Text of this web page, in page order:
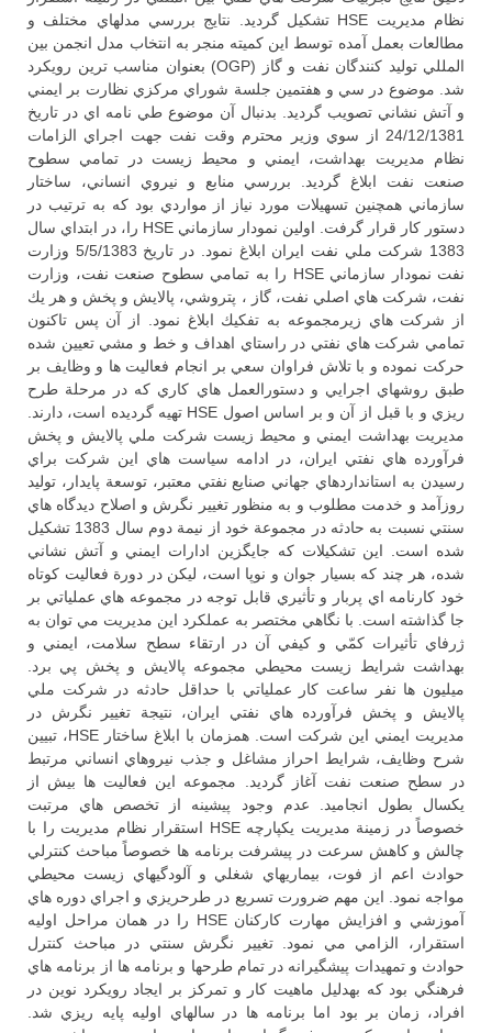
نظام مديريت HSE تشكيل گرديد. نتايج بررسي مدلهاي مختلف و
مطالعات بعمل آمده توسط اين كميته منجر به انتخاب مدل انجمن بين
المللي توليد كنندگان نفت و گاز (OGP) بعنوان مناسب ترين رويكرد
شد. موضوع در سي و هفتمين جلسة شوراي مركزي نظارت بر ايمني
و آتش نشاني تصويب گرديد. بدنبال آن موضوع طي نامه اي در تاريخ
24/12/1381 از سوي وزير محترم وقت نفت جهت اجراي الزامات
نظام مديريت بهداشت، ايمني و محيط زيست در تمامي سطوح
صنعت نفت ابلاغ گرديد. بررسي منابع و نيروي انساني، ساختار
سازماني همچنين تسهيلات مورد نياز از مواردي بود كه به ترتيب در
دستور كار قرار گرفت. اولين نمودار سازماني HSE را، در ابتداي سال
1383 شركت ملي نفت ايران ابلاغ نمود. در تاريخ 5/5/1383 وزارت
نفت نمودار سازماني HSE را به تمامي سطوح صنعت نفت، وزارت
نفت، شركت هاي اصلي نفت، گاز ، پتروشي، پالايش و پخش و هر يك
از شركت هاي زيرمجموعه به تفكيك ابلاغ نمود. از آن پس تاكنون
تمامي شركت هاي نفتي در راستاي اهداف و خط و مشي تعيين شده
حركت نموده و با تلاش فراوان سعي بر انجام فعاليت ها و وظايف بر
طبق روشهاي اجرايي و دستورالعمل هاي كاري كه در مرحلة طرح
ريزي و با قبل از آن و بر اساس اصول HSE تهيه گرديده است، دارند.
مديريت بهداشت ايمني و محيط زيست شركت ملي پالايش و پخش
فرآورده هاي نفتي ايران، در ادامه سياست هاي اين شركت براي
رسيدن به استانداردهاي جهاني صنايع نفتي معتبر، توسعة پايدار، توليد
روزآمد و خدمت مطلوب و به منظور تغيير نگرش و اصلاح ديدگاه هاي
سنتي نسبت به حادثه در مجموعة خود از نيمة دوم سال 1383 تشكيل
شده است. اين تشكيلات كه جايگزين ادارات ايمني و آتش نشاني
شده، هر چند كه بسيار جوان و نوپا است، ليكن در دورة فعاليت كوتاه
خود كارنامه اي پربار و تأثيري قابل توجه در مجموعه هاي عملياتي بر
جا گذاشته است. با نگاهي مختصر به عملكرد اين مديريت مي توان به
ژرفاي تأثيرات كمّي و كيفي آن در ارتقاء سطح سلامت، ايمني و
بهداشت شرايط زيست محيطي مجموعه پالايش و پخش پي برد.
ميليون ها نفر ساعت كار عملياتي با حداقل حادثه در شركت ملي
پالايش و پخش فرآورده هاي نفتي ايران، نتيجة تغيير نگرش در
مديريت ايمني اين شركت است. همزمان با ابلاغ ساختار HSE، تبيين
شرح وظايف، شرايط احراز مشاغل و جذب نيروهاي انساني مرتبط
در سطح صنعت نفت آغاز گرديد. مجموعه اين فعاليت ها بيش از
يكسال بطول انجاميد. عدم وجود پيشينه از تخصص هاي مرتبت
خصوصاً در زمينة مديريت يكپارچه HSE استقرار نظام مديريت را با
چالش و كاهش سرعت در پيشرفت برنامه ها خصوصاً مباحث كنترلي
حوادث اعم از فوت، بيماريهاي شغلي و آلودگيهاي زيست محيطي
مواجه نمود. اين مهم ضرورت تسريع در طرحريزي و اجراي دوره هاي
آموزشي و افزايش مهارت كاركنان HSE را در همان مراحل اوليه
استقرار، الزامي مي نمود. تغيير نگرش سنتي در مباحث كنترل
حوادث و تمهيدات پيشگيرانه در تمام طرحها و برنامه ها از برنامه هاي
فرهنگي بود كه بهدليل ماهيت كار و تمركز بر ايجاد رويكرد نوين در
افراد، زمان بر بود اما برنامه ها در سالهاي اوليه پايه ريزي شد.